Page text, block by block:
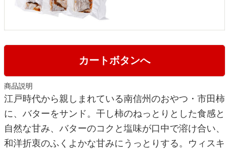
カートボタンへ
商品説明
江戸時代から親しまれている南信州のおやつ・市田柿
に、バターをサンド。干し柿のねっとりとした食感と
自然な甘み、バターのコクと塩味が口中で溶け合い、
和洋折衷のふくよかな甘みにうっとりする。ウィスキ